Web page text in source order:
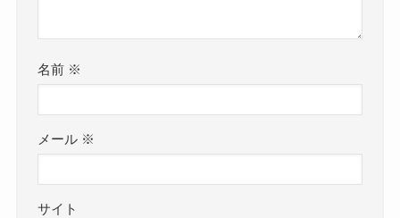
名前 ※
メール ※
サイト